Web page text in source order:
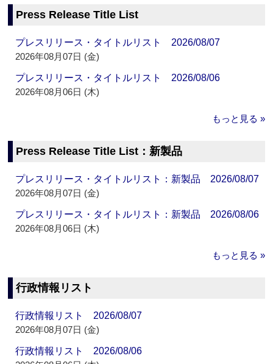
Press Release Title List
プレスリリース・タイトルリスト 2026/08/07
2026年08月07日 (金)
プレスリリース・タイトルリスト 2026/08/06
2026年08月06日 (木)
もっと見る »
Press Release Title List：新製品
プレスリリース・タイトルリスト：新製品 2026/08/07
2026年08月07日 (金)
プレスリリース・タイトルリスト：新製品 2026/08/06
2026年08月06日 (木)
もっと見る »
行政情報リスト
行政情報リスト 2026/08/07
2026年08月07日 (金)
行政情報リスト 2026/08/06